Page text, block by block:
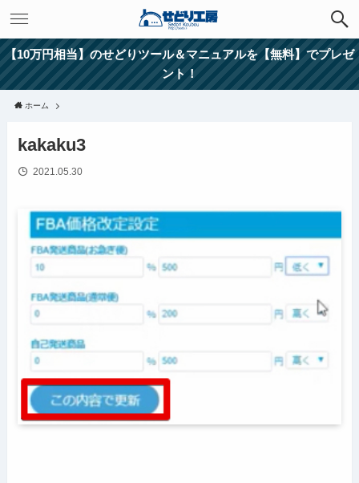
【10万円相当】のせどりツール＆マニュアルを【無料】でプレゼ
ント！
ホーム
kakaku3
2021.05.30